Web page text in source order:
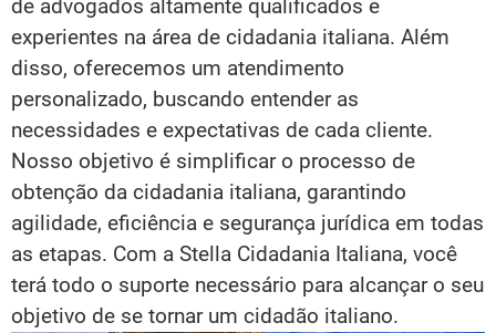
de advogados altamente qualificados e
experientes na área de cidadania italiana. Além
disso, oferecemos um atendimento
personalizado, buscando entender as
necessidades e expectativas de cada cliente.
Nosso objetivo é simplificar o processo de
obtenção da cidadania italiana, garantindo
agilidade, eficiência e segurança jurídica em todas
as etapas. Com a Stella Cidadania Italiana, você
terá todo o suporte necessário para alcançar o seu
objetivo de se tornar um cidadão italiano.